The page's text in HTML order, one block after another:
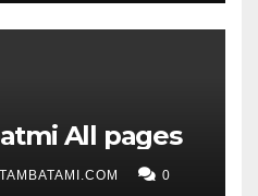
All pages
0